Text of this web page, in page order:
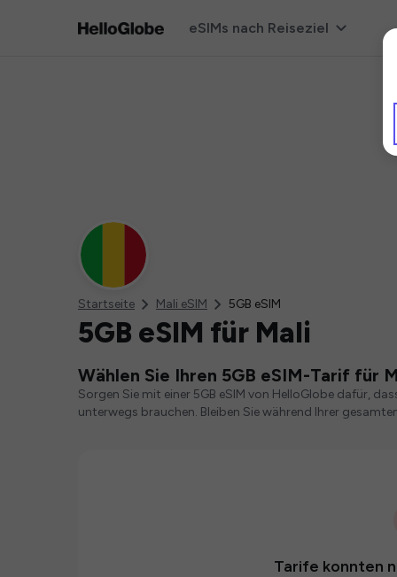
eSIMs nach Reiseziel
Startseite Mali eSIM 5GB eSIM
5GB eSIM für Mali
Wählen Sie Ihren 5GB eSIM-Tarif für
Sorgen Sie mit einer 5GB eSIM von HelloGlobe dafür,
unterwegs brauchen. Bleiben Sie während Ihrer
Tarife konnten